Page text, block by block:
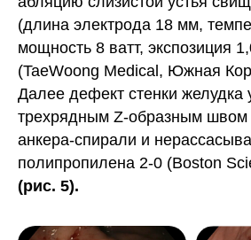
(длина электрода 18 мм,
мощность 8 ватт, экспозиция
(TaeWoong Medical, Южная
Далее дефект стенки желудка
трехрядным Z-образным
анкера-спирали и
полипропилена 2-0 (Boston
(рис. 5).